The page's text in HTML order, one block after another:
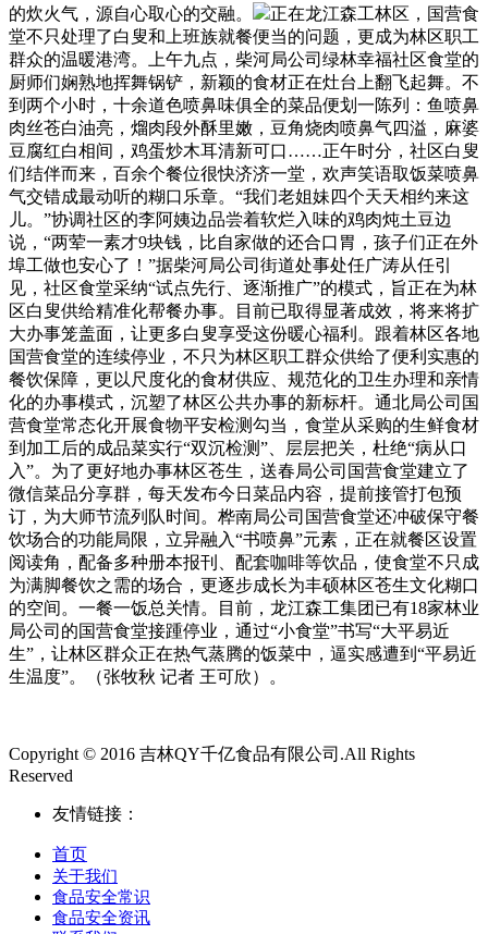
的炊火气，源自心取心的交融。
正在龙江森工林区，国营食
堂不只处理了白叟和上班族就餐便当的问题，更成为林区职工
群众的温暖港湾。上午九点，柴河局公司绿林幸福社区食堂的
厨师们娴熟地挥舞锅铲，新颖的食材正在灶台上翻飞起舞。不
到两个小时，十余道色喷鼻味俱全的菜品便划一陈列：鱼喷鼻
肉丝苍白油亮，熘肉段外酥里嫩，豆角烧肉喷鼻气四溢，麻婆
豆腐红白相间，鸡蛋炒木耳清新可口……正午时分，社区白叟
们结伴而来，百余个餐位很快济济一堂，欢声笑语取饭菜喷鼻
气交错成最动听的糊口乐章。“我们老姐妹四个天天相约来这
儿。”协调社区的李阿姨边品尝着软烂入味的鸡肉炖土豆边
说，“两荤一素才9块钱，比自家做的还合口胃，孩子们正在外
埠工做也安心了！”据柴河局公司街道处事处任广涛从任引
见，社区食堂采纳“试点先行、逐渐推广”的模式，旨正在为林
区白叟供给精准化帮餐办事。目前已取得显著成效，将来将扩
大办事笼盖面，让更多白叟享受这份暖心福利。跟着林区各地
国营食堂的连续停业，不只为林区职工群众供给了便利实惠的
餐饮保障，更以尺度化的食材供应、规范化的卫生办理和亲情
化的办事模式，沉塑了林区公共办事的新标杆。通北局公司国
营食堂常态化开展食物平安检测勾当，食堂从采购的生鲜食材
到加工后的成品菜实行“双沉检测”、层层把关，杜绝“病从口
入”。为了更好地办事林区苍生，送春局公司国营食堂建立了
微信菜品分享群，每天发布今日菜品内容，提前接管打包预
订，为大师节流列队时间。桦南局公司国营食堂还冲破保守餐
饮场合的功能局限，立异融入“书喷鼻”元素，正在就餐区设置
阅读角，配备多种册本报刊、配套咖啡等饮品，使食堂不只成
为满脚餐饮之需的场合，更逐步成长为丰硕林区苍生文化糊口
的空间。一餐一饭总关情。目前，龙江森工集团已有18家林业
局公司的国营食堂接踵停业，通过“小食堂”书写“大平易近
生”，让林区群众正在热气蒸腾的饭菜中，逼实感遭到“平易近
生温度”。（张牧秋 记者 王可欣）。
Copyright © 2016 吉林QY千亿食品有限公司.All Rights
Reserved
友情链接：
首页
关于我们
食品安全常识
食品安全资讯